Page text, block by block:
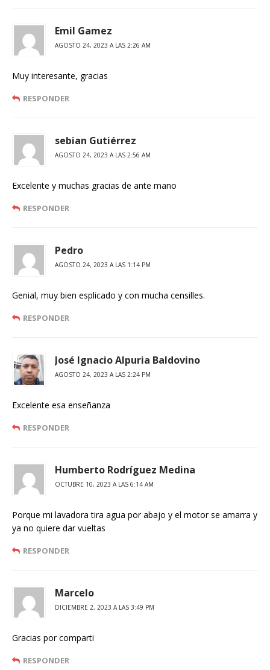
Emil Gamez
AGOSTO 24, 2023 A LAS 2:26 AM
Muy interesante, gracias
RESPONDER
sebian Gutiérrez
AGOSTO 24, 2023 A LAS 2:56 AM
Excelente y muchas gracias de ante mano
RESPONDER
Pedro
AGOSTO 24, 2023 A LAS 1:14 PM
Genial, muy bien esplicado y con mucha censilles.
RESPONDER
José Ignacio Alpuria Baldovino
AGOSTO 24, 2023 A LAS 2:24 PM
Excelente esa enseñanza
RESPONDER
Humberto Rodríguez Medina
OCTUBRE 10, 2023 A LAS 6:14 AM
Porque mi lavadora tira agua por abajo y el motor se amarra y
ya no quiere dar vueltas
RESPONDER
Marcelo
DICIEMBRE 2, 2023 A LAS 3:49 PM
Gracias por comparti
RESPONDER